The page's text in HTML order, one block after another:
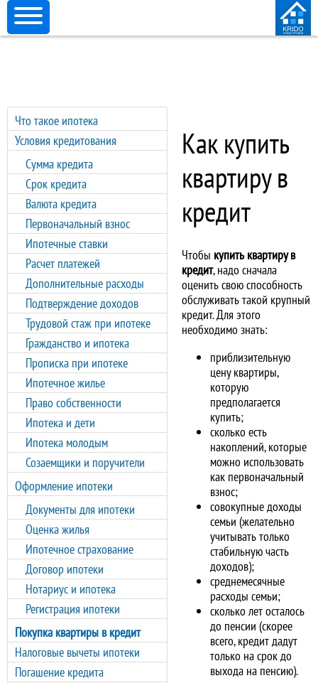
Что такое ипотека
Условия кредитования
Сумма кредита
Срок кредита
Валюта кредита
Первоначальный взнос
Ипотечные ставки
Расчет платежей
Дополнительные расходы
Подтверждение доходов
Трудовой стаж при ипотеке
Гражданство и ипотека
Прописка при ипотеке
Ипотечное жилье
Право собственности
Ипотека и дети
Ипотека молодым
Созаемщики и поручители
Оформление ипотеки
Документы для ипотеки
Оценка жилья
Ипотечное страхование
Договор ипотеки
Нотариус и ипотека
Регистрация ипотеки
Покупка квартиры в кредит
Налоговые вычеты ипотеки
Погашение кредита
Как купить
квартиру в
кредит
Чтобы купить квартиру в
кредит, надо сначала
оценить свою способность
обслуживать такой крупный
кредит. Для этого
необходимо знать:
приблизительную
цену квартиры,
которую
предполагается
купить;
сколько есть
накоплений, которые
можно использовать
как первоначальный
взнос;
совокупные доходы
семьи (желательно
учитывать только
стабильную часть
доходов);
среднемесячные
расходы семьи;
сколько лет осталось
до пенсии (скорее
всего, кредит дадут
только на срок до
выхода на пенсию).